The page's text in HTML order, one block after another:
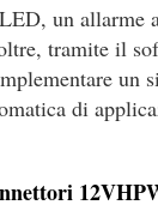
un allarme
tramite il
un
di